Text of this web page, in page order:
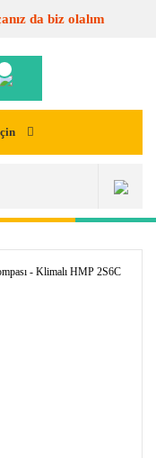
da biz olalım